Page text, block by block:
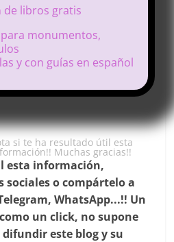
de libros gratis
monumentos,
y con guías en español
si te ha resultado útil esta
Muchas gracias!!
esta información,
sociales o compártelo a
WhatsApp...!! Un
un click, no supone
este blog y su